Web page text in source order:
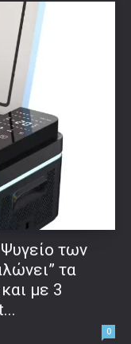
των
τα
με 3
0